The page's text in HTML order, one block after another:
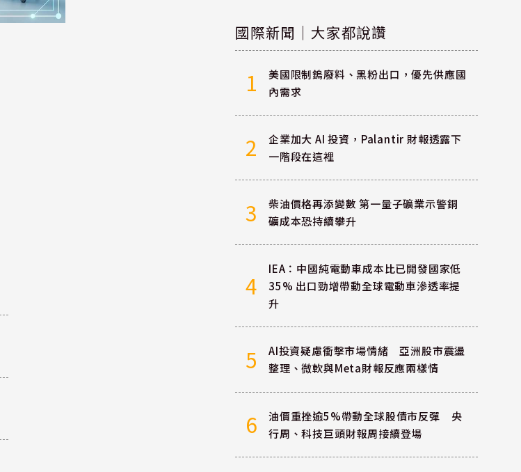
國際新聞｜大家都說讚
1
美國限制鎢廢料、黑粉出口，優先供應國
內需求
2
企業加大 AI 投資，Palantir 財報透露下
一階段在這裡
3
柴油價格再添變數 第一量子礦業示警銅
礦成本恐持續攀升
4
IEA：中國純電動車成本比已開發國家低
35% 出口勁增帶動全球電動車滲透率提
升
5
AI投資疑慮衝擊市場情緒 亞洲股市震盪
整理、微軟與Meta財報反應兩樣情
6
油價重挫逾5%帶動全球股債市反彈 央
行周、科技巨頭財報周接續登場